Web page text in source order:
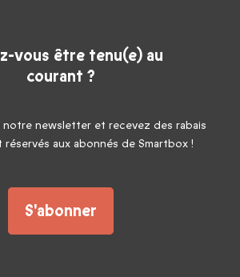
vous être tenu(e) au
courant ?
notre newsletter et recevez des rabais
réservés aux abonnés de Smartbox !
S'abonner